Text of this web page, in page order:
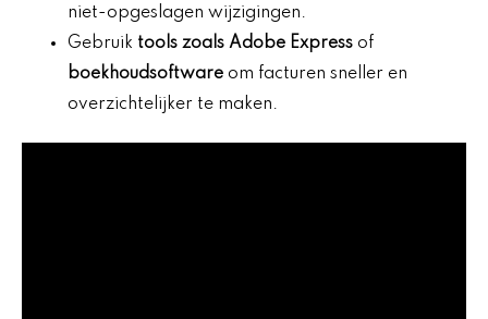
niet-opgeslagen wijzigingen.
Gebruik tools zoals Adobe Express of
boekhoudsoftware om facturen sneller en
overzichtelijker te maken.